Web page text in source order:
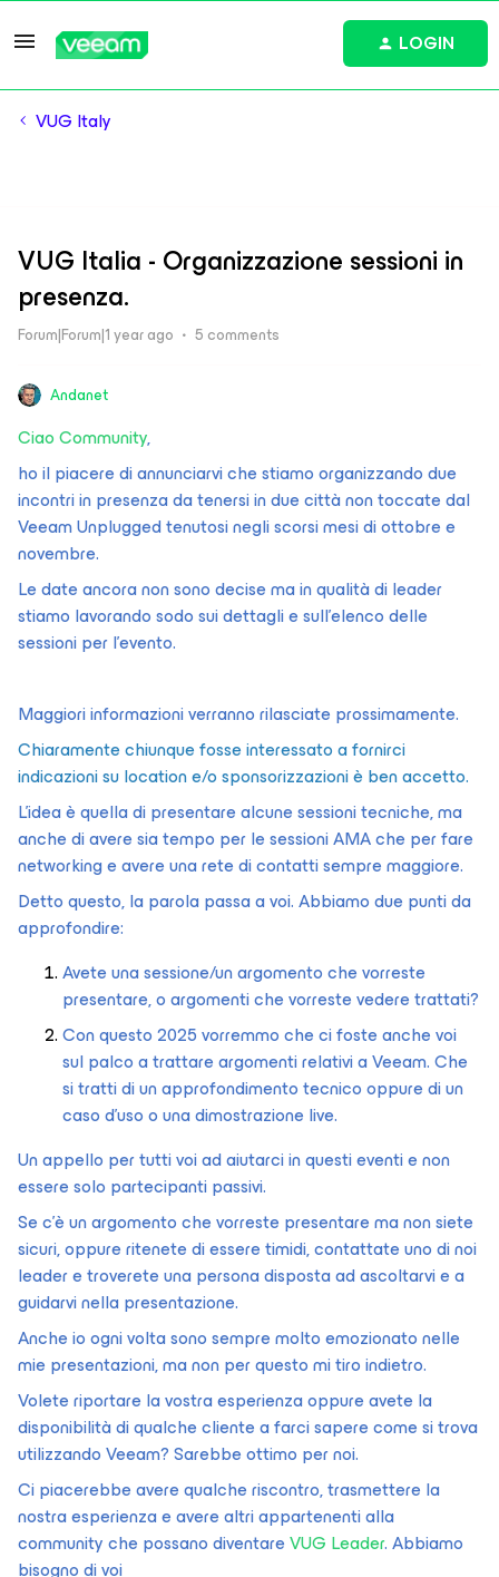
LOGIN
VUG Italy
VUG Italia - Organizzazione sessioni in
presenza.
Forum|Forum|1 year ago 5 comments
Andanet
Ciao Community,
ho il piacere di annunciarvi che stiamo organizzando due
incontri in presenza da tenersi in due città non toccate dal
Veeam Unplugged tenutosi negli scorsi mesi di ottobre e
novembre.
Le date ancora non sono decise ma in qualità di leader
stiamo lavorando sodo sui dettagli e sull'elenco delle
sessioni per l'evento.
Maggiori informazioni verranno rilasciate prossimamente.
Chiaramente chiunque fosse interessato a fornirci
indicazioni su location e/o sponsorizzazioni è ben accetto.
L’idea è quella di presentare alcune sessioni tecniche, ma
anche di avere sia tempo per le sessioni AMA che per fare
networking e avere una rete di contatti sempre maggiore.
Detto questo, la parola passa a voi. Abbiamo due punti da
approfondire:
Avete una sessione/un argomento che vorreste
presentare, o argomenti che vorreste vedere trattati?
Con questo 2025 vorremmo che ci foste anche voi
sul palco a trattare argomenti relativi a Veeam. Che
si tratti di un approfondimento tecnico oppure di un
caso d’uso o una dimostrazione live.
Un appello per tutti voi ad aiutarci in questi eventi e non
essere solo partecipanti passivi.
Se c'è un argomento che vorreste presentare ma non siete
sicuri, oppure ritenete di essere timidi, contattate uno di noi
leader e troverete una persona disposta ad ascoltarvi e a
guidarvi nella presentazione.
Anche io ogni volta sono sempre molto emozionato nelle
mie presentazioni, ma non per questo mi tiro indietro.
Volete riportare la vostra esperienza oppure avete la
disponibilità di qualche cliente a farci sapere come si trova
utilizzando Veeam? Sarebbe ottimo per noi.
Ci piacerebbe avere qualche riscontro, trasmettere la
nostra esperienza e avere altri appartenenti alla
community che possano diventareVUG Leader. Abbiamo
bisogno di voi